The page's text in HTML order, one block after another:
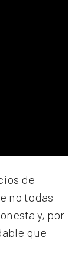
de
no todas
y, por
que